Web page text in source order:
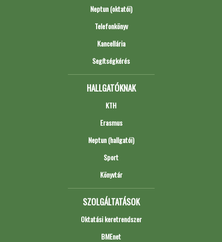
Neptun (oktatói)
Telefonkönyv
Kancellária
Segítségkérés
HALLGATÓKNAK
KTH
Erasmus
Neptun (hallgatói)
Sport
Könyvtár
SZOLGÁLTATÁSOK
Oktatási keretrendszer
BMEnet